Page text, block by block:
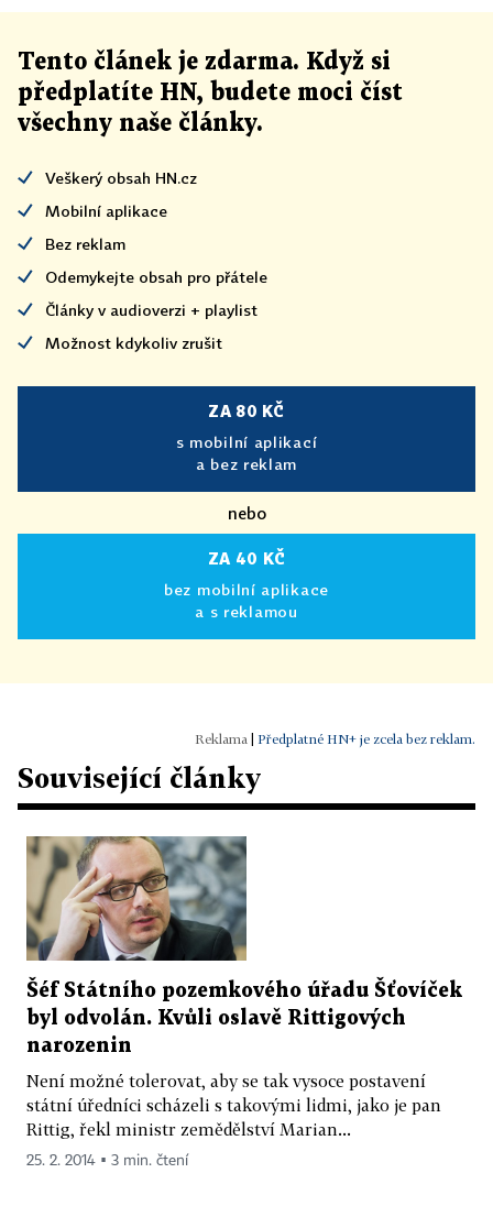
Tento článek je zdarma. Když si
předplatíte HN, budete moci číst
všechny naše články.
Veškerý obsah HN.cz
Mobilní aplikace
Bez reklam
Odemykejte obsah pro přátele
Články v audioverzi + playlist
Možnost kdykoliv zrušit
ZA 80 KČ
s mobilní aplikací
a bez reklam
nebo
ZA 40 KČ
bez mobilní aplikace
a s reklamou
Předplatné HN+ je zcela bez reklam.
Související články
Šéf Státního pozemkového úřadu Šťovíček
byl odvolán. Kvůli oslavě Rittigových
narozenin
Není možné tolerovat, aby se tak vysoce postavení
státní úředníci scházeli s takovými lidmi, jako je pan
Rittig, řekl ministr zemědělství Marian...
25. 2. 2014 ▪ 3 min. čtení